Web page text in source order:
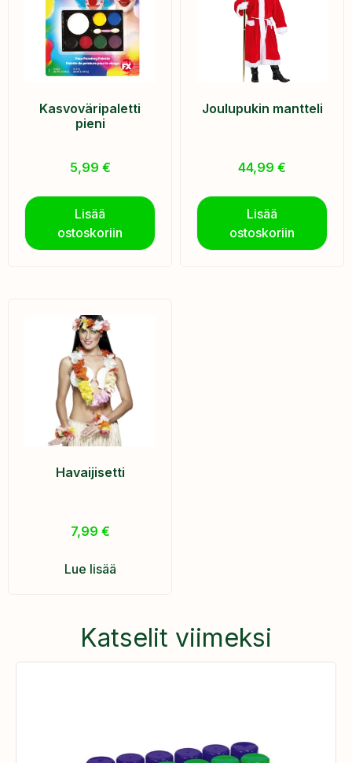
Kasvoväripaletti
pieni
5,99 €
Lisää
ostoskoriin
Joulupukin mantteli
44,99 €
Lisää
ostoskoriin
Havaijisetti
7,99 €
Lue lisää
Katselit viimeksi